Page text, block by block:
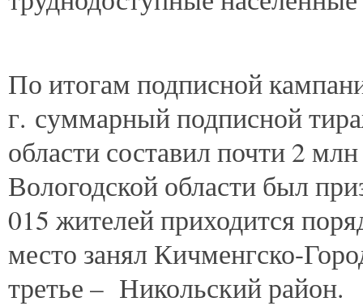
По итогам подписной
г. суммарный подписной
области составил почти 2
Вологодской области был
015 жителей приходится
место занял Кичменгско-
третье – Никольский район.